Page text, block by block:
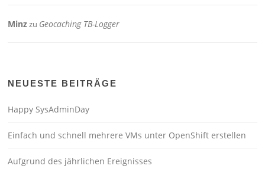
Minzzu Geocaching TB-Logger
NEUESTE BEITRÄGE
Happy SysAdminDay
Einfach und schnell mehrere VMs unter OpenShift erstellen
Aufgrund des jährlichen Ereignisses